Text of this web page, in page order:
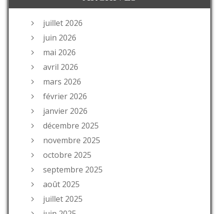
juillet 2026
juin 2026
mai 2026
avril 2026
mars 2026
février 2026
janvier 2026
décembre 2025
novembre 2025
octobre 2025
septembre 2025
août 2025
juillet 2025